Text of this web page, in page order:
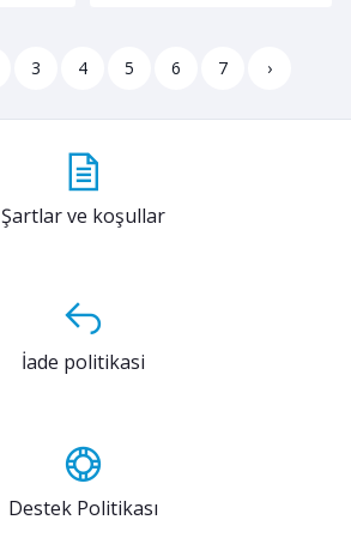
3 4 5 6 7 ›
Şartlar ve koşullar
İade politikasi
Destek Politikası